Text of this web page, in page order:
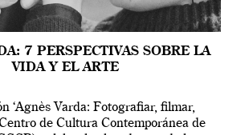
7 PERSPECTIVAS SOBRE LA
VIDA Y EL ARTE
‘Agnès Varda: Fotografiar, filmar,
de Cultura Contemporánea de